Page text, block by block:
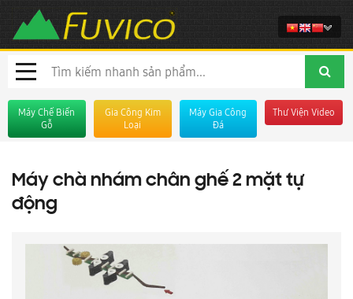
Máy Chế Biến
Gỗ
Gia Công Kim
Loại
Máy Gia Công
Đá
Thư Viện Video
Máy chà nhám chân ghế 2 mặt tự
động